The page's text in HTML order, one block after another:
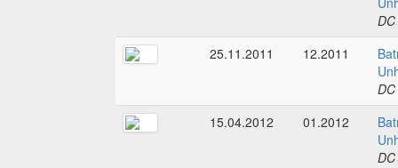
25.11.2011
12.2011
15.04.2012
01.2012